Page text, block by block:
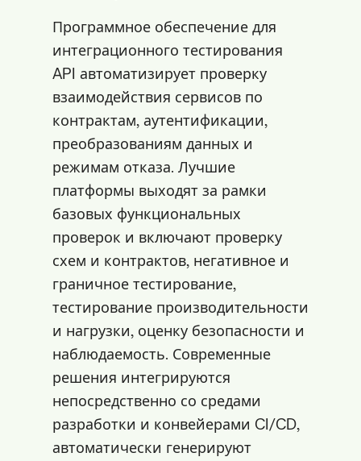
Программное обеспечение для
интеграционного тестирования
API автоматизирует проверку
взаимодействия сервисов по
контрактам, аутентификации,
преобразованиям данных и
режимам отказа. Лучшие
платформы выходят за рамки
базовых функциональных
проверок и включают проверку
схем и контрактов, негативное и
граничное тестирование,
тестирование производительности
и нагрузки, оценку безопасности и
наблюдаемость. Современные
решения интегрируются
непосредственно со средами
разработки и конвейерами CI/CD,
автоматически генерируют